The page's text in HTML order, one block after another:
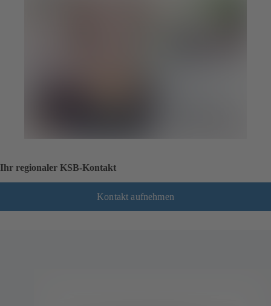
Ihr regionaler KSB-Kontakt
Kontakt aufnehmen